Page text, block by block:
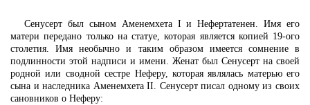
Сенусерт был сыном Аменемхета I и Нефертатенен. Имя его
матери передано только на статуе, которая является копией 19-ого
столетия. Имя необычно и таким образом имеется сомнение в
подлинности этой надписи и имени. Женат был Сенусерт на своей
родной или сводной сестре Неферу, которая являлась матерью его
сына и наследника Аменемхета II. Сенусерт писал одному из своих
сановников о Неферу: